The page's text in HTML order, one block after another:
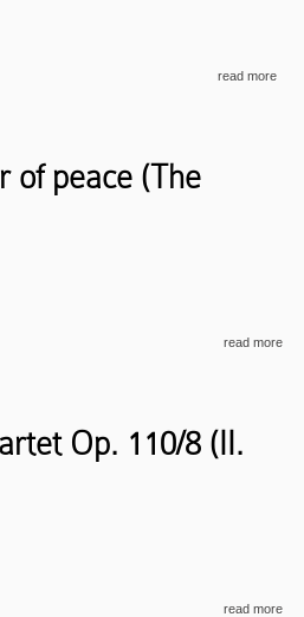
read more
of peace (The
read more
Op. 110/8 (II.
read more